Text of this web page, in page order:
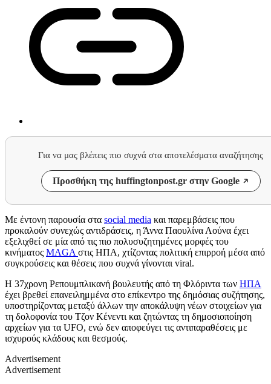
Για να μας βλέπεις πιο συχνά στα αποτελέσματα αναζήτησης
Προσθήκη της huffingtonpost.gr στην Google
Με έντονη παρουσία στα social media και παρεμβάσεις που
προκαλούν συνεχώς αντιδράσεις, η Άννα Παουλίνα Λούνα έχει
εξελιχθεί σε μία από τις πιο πολυσυζητημένες μορφές του
κινήματος MAGA στις ΗΠΑ, χτίζοντας πολιτική επιρροή μέσα από
συγκρούσεις και θέσεις που συχνά γίνονται viral.
Η 37χρονη Ρεπουμπλικανή βουλευτής από τη Φλόριντα των ΗΠΑ
έχει βρεθεί επανειλημμένα στο επίκεντρο της δημόσιας συζήτησης,
υποστηρίζοντας μεταξύ άλλων την αποκάλυψη νέων στοιχείων για
τη δολοφονία του Τζον Κένεντι και ζητώντας τη δημοσιοποίηση
αρχείων για τα UFO, ενώ δεν αποφεύγει τις αντιπαραθέσεις με
ισχυρούς κλάδους και θεσμούς.
Advertisement
Advertisement